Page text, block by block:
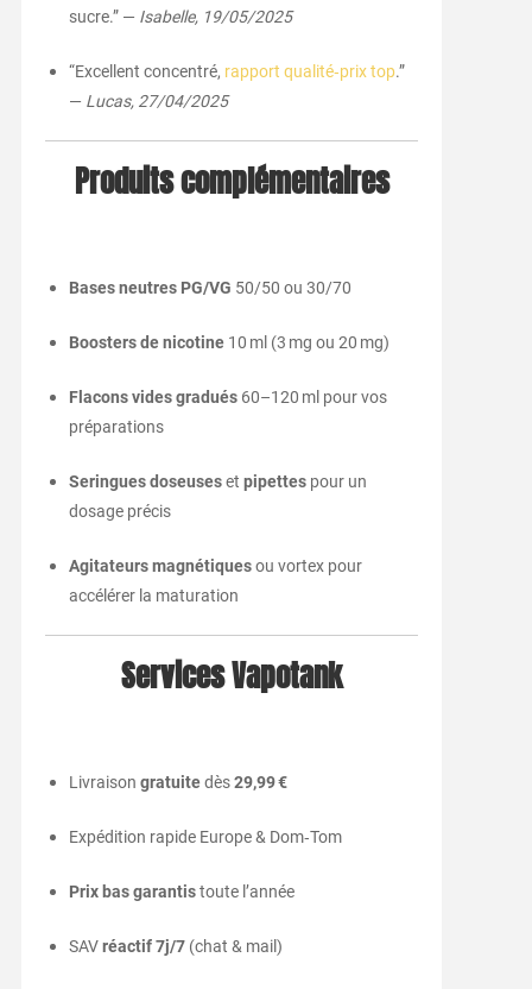
sucre.” — Isabelle, 19/05/2025
“Excellent concentré, rapport qualité‑prix top.”
— Lucas, 27/04/2025
Produits complémentaires
Bases neutres PG/VG 50/50 ou 30/70
Boosters de nicotine10 ml (3 mg ou 20 mg)
Flacons vides gradués60–120 ml pour vos
préparations
Seringues doseuseset pipettespour un
dosage précis
Agitateurs magnétiquesou vortex pour
accélérer la maturation
Services Vapotank
Livraison gratuitedès29,99 €
Expédition rapide Europe & Dom‑Tom
Prix bas garantistoute l’année
SAVréactif 7j/7(chat & mail)